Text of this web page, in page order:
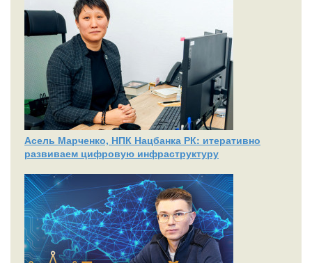
Асель Марченко, НПК Нацбанка РК: итеративно
развиваем цифровую инфраструктуру